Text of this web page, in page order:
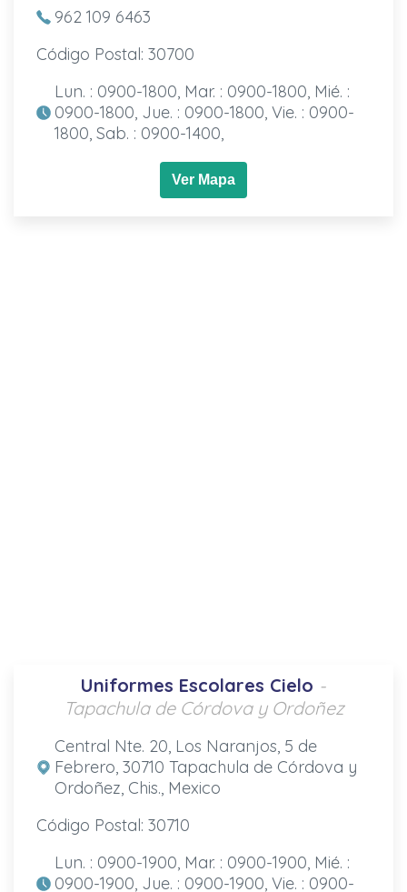
962 109 6463
Código Postal: 30700
Lun. : 0900-1800, Mar. : 0900-1800, Mié. :
0900-1800, Jue. : 0900-1800, Vie. : 0900-
1800, Sab. : 0900-1400,
Ver Mapa
Uniformes Escolares Cielo -
Tapachula de Córdova y Ordoñez
Central Nte. 20, Los Naranjos, 5 de
Febrero, 30710 Tapachula de Córdova y
Ordoñez, Chis., Mexico
Código Postal: 30710
Lun. : 0900-1900, Mar. : 0900-1900, Mié. :
0900-1900, Jue. : 0900-1900, Vie. : 0900-